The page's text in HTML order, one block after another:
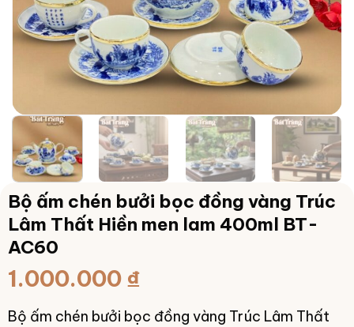
Bộ ấm chén bưởi bọc đồng vàng Trúc
Lâm Thất Hiền men lam 400ml BT-
AC60
1.000.000 ₫
Bộ ấm chén bưởi bọc đồng vàng Trúc Lâm Thất